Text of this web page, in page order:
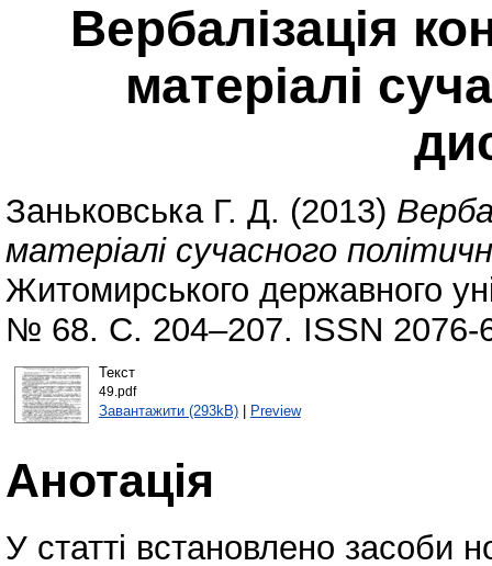
Вербалізація
матеріалі
Заньковська Г. Д. (2013)
матеріалі сучасного
Житомирського державного
№ 68. С. 204–207. ISSN 2076-
Текст
49.pdf
Завантажити (293kB)| Preview
Анотація
У статті встановлено засоби